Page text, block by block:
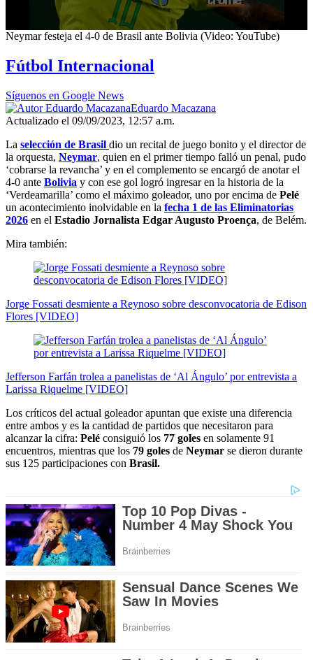
0
seconds
of
33
Neymar festeja el 4-0 de Brasil ante Bolivia (Video: YouTube)
Fútbol Internacional
Síguenos en Google News
Eduardo Macazana
Actualizado el 09/09/2023, 12:57 a.m.
La selección de Brasil dio un recital de juego bonito y el director de
la orquesta, Neymar, quien en el primer tiempo falló un penal, pudo
‘cobrarse la revancha’ y en el complemento se encargó de anotar el
4-0 ante Bolivia y con ese gol logró ingresar en la historia de la
‘Verdeamarilla’ como el máximo goleador, uno por encima de Pelé
un acontecimiento inolvidable en la fecha 1 de las Eliminatorias
2026 en el Estadio Jornalista Edgar Augusto Proença, de Belém.
Mira también:
Jorge Fossati desmiente a Reynoso sobre desconvocatoria de Edison
Flores [VIDEO]
Jefferson Farfán trolea a panelistas de ‘Al Ángulo’ por entrevista a
Larissa Riquelme [VIDEO]
Los críticos del actual goleador apuntan que existe una diferencia
entre ambos y es la cantidad de partidos que necesitaron para
alcanzar la cifra: Pelé consiguió los 77 goles en solamente 91
encuentros, mientras que los 79 goles de Neymar se dieron durante
sus 125 participaciones con Brasil.